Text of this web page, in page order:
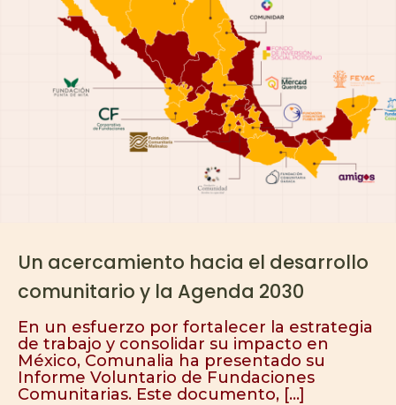
Un acercamiento hacia el desarrollo
comunitario y la Agenda 2030
En un esfuerzo por fortalecer la estrategia
de trabajo y consolidar su impacto en
México, Comunalia ha presentado su
Informe Voluntario de Fundaciones
Comunitarias. Este documento, […]